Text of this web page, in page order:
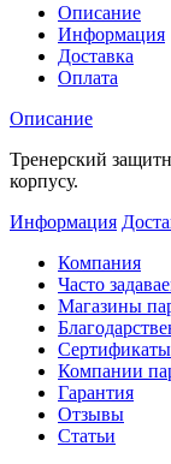
Описание
Информация
Доставка
Оплата
Описание
Тренерский
корпусу.
Информация
Компания
Часто
Магазины
Сертификаты
Компании
Гарантия
Отзывы
Статьи